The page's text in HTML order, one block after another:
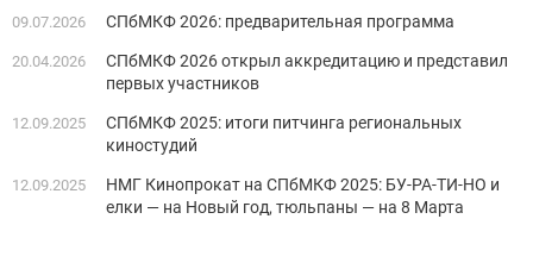
09.07.2026 СПбМКФ 2026: предварительная программа
20.04.2026
СПбМКФ 2026 открыл аккредитацию и представил
первых участников
12.09.2025
СПбМКФ 2025: итоги питчинга региональных
киностудий
12.09.2025
НМГ Кинопрокат на СПбМКФ 2025: БУ-РА-ТИ-НО и
елки — на Новый год, тюльпаны — на 8 Марта